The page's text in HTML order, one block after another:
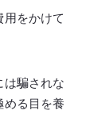
をかけて
は騙されな
める目を養